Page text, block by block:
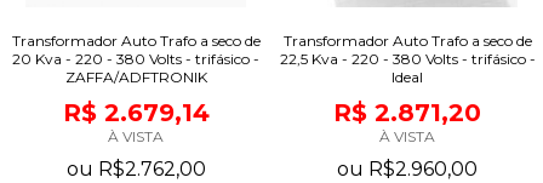
Transformador Auto Trafo a seco de
20 Kva - 220 - 380 Volts - trifásico -
ZAFFA/ADFTRONIK
R$ 2.679,14
À VISTA
ou R$2.762,00
Transformador Auto Trafo a seco de
22,5 Kva - 220 - 380 Volts - trifásico -
Ideal
R$ 2.871,20
À VISTA
ou R$2.960,00